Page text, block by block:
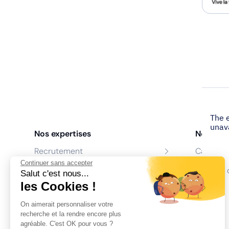
Continuer sans accepter
Salut c'est nous...
les Cookies !
On aimerait personnaliser votre
recherche et la rendre encore plus
agréable. C'est OK pour vous ?
Nos expertises
Recrutement
Formation
Coaching
Conseil
Nos
Cabinet
Centres